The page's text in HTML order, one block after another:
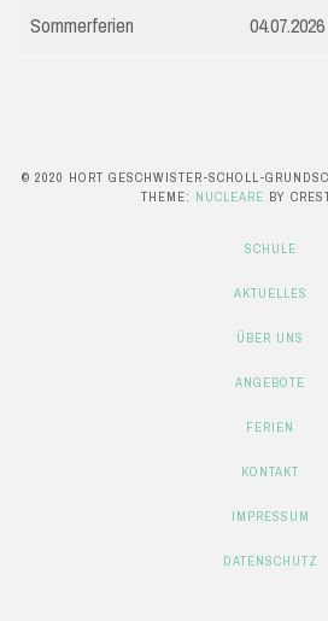
Sommerferien
© 2020 HORT GESCHWISTER-SCHOLL-
THEME: NUCLEARE BY
SCHULE
AKTUELLES
ÜBER UNS
ANGEBOTE
FERIEN
KONTAKT
IMPRESSUM
DATENSCHUTZ